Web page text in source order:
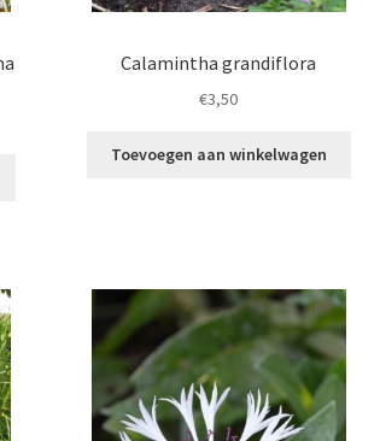
Calamintha grandiflora
€3,50
Toevoegen aan winkelwagen